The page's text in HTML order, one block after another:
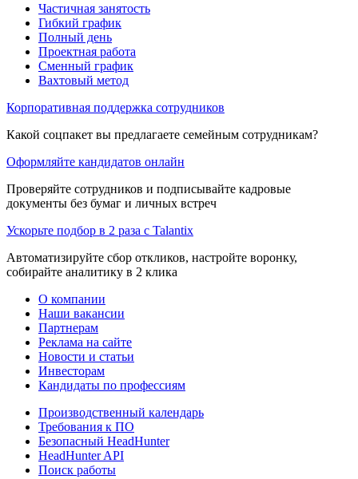
Частичная занятость
Гибкий график
Полный день
Проектная работа
Сменный график
Вахтовый метод
Корпоративная поддержка сотрудников
Какой соцпакет вы предлагаете семейным сотрудникам?
Оформляйте кандидатов онлайн
Проверяйте сотрудников и подписывайте кадровые
документы без бумаг и личных встреч
Ускорьте подбор в 2 раза с Talantix
Автоматизируйте сбор откликов, настройте воронку,
собирайте аналитику в 2 клика
О компании
Наши вакансии
Партнерам
Реклама на сайте
Новости и статьи
Инвесторам
Кандидаты по профессиям
Производственный календарь
Требования к ПО
Безопасный HeadHunter
HeadHunter API
Поиск работы